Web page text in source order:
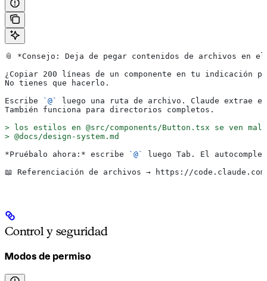
📎 *Consejo: Deja de pegar contenidos de archivos en
¿Copiar 200 líneas de un componente en tu indicación
No tienes que hacerlo.
Escribe
`@`
luego una ruta de archivo. Claude extrae
También funciona para directorios completos.
> los estilos en @src/components/Button.tsx se ven
> @docs/design-system.md
*Pruébalo ahora:* escribe `@`
luego Tab. El
📖 Referenciación de archivos → https://code.claude.com/
Control y seguridad
Modos de permiso